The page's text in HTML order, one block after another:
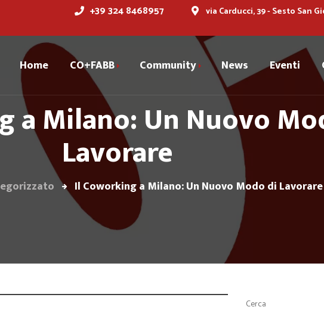
+39 324 8468957 via Carducci, 39 - Sesto San
Home CO+FABB
Storia
Servizi
Prenota la tua sala
Community
Cofabber
Dicono di noi
News Eventi
a Milano: Un Nuovo
Lavorare
Il Coworking a Milano: Un Nuovo Modo di Lavorare